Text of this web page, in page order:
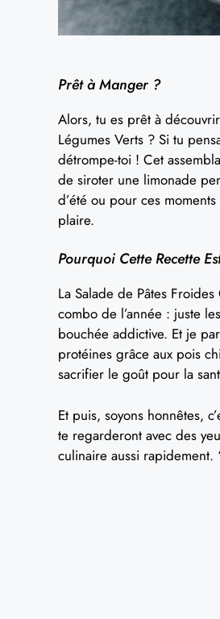
Prêt à Manger ?
Alors, tu es prêt à
Légumes Verts ? Si tu
détrompe-toi ! Cet
de siroter une limonade
d’été ou pour ces
plaire.
Pourquoi Cette Recette
La Salade de Pâtes
combo de l’année : juste
bouchée addictive. Et je
protéines grâce aux pois
sacrifier le goût pour la
Et puis, soyons honnêtes,
te regarderont avec des
culinaire aussi rapidement.